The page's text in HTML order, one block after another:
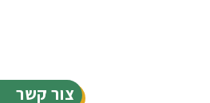
צור קשר